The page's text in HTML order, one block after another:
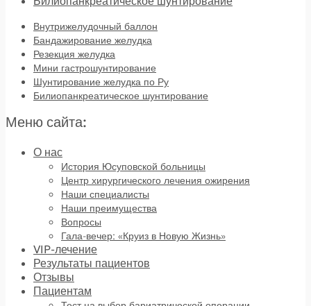
Внутрижелудочный баллон
Бандажирование желудка
Резекция желудка
Мини гастрошунтирование
Шунтирование желудка по Ру
Билиопанкреатическое шунтирование
Меню сайта:
О нас
История Юсуповской больницы
Центр хирургического лечения ожирения
Наши специалисты
Наши преимущества
Вопросы
Гала-вечер: «Круиз в Новую Жизнь»
VIP-лечение
Результаты пациентов
Отзывы
Пациентам